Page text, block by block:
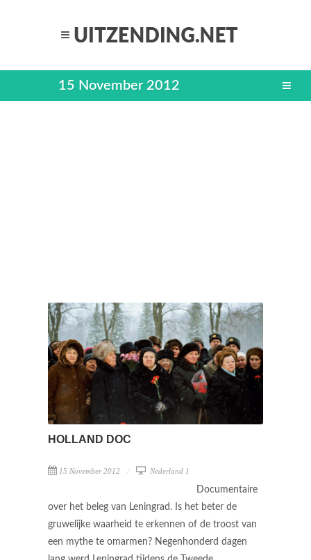
15 November 2012
HOLLAND DOC
15 November 2012 Nederland 1
Documentaire
over het beleg van Leningrad. Is het beter de
gruwelijke waarheid te erkennen of de troost van
een mythe te omarmen? Negenhonderd dagen